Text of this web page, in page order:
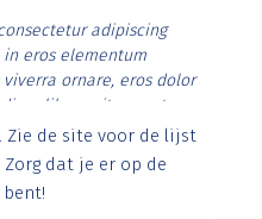
adipiscing
eros elementum
ornare, eros dolor
libero vitae erat.
cursus id rutrum lorem
tristique posuere.
Zie de site voor de lijst
dat je er op de